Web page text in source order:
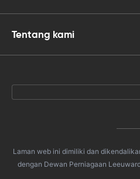
Tentang kami
Laman web ini dimiliki dan
dengan Dewan Perniagaan